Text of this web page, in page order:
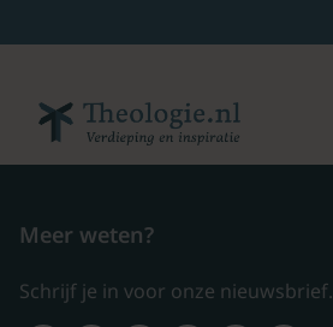
Meer weten?
Schrijf je in voor onze nieuwsbrief.